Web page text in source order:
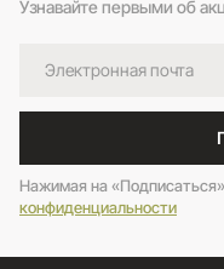
Узнавайте первыми об
Нажимая на
конфиденциальности